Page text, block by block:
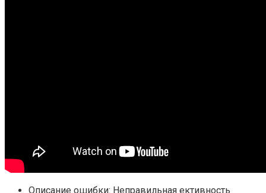
Описание ошибки: Неправильная ективность